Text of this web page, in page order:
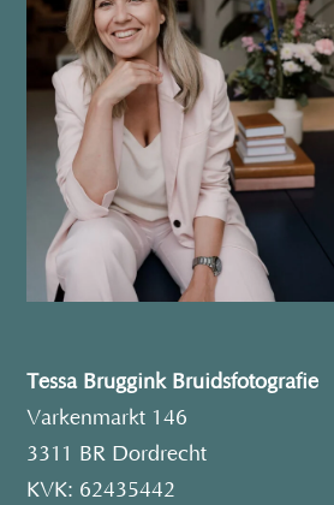
Tessa Bruggink Bruidsfotografie
Varkenmarkt 146
3311 BR Dordrecht
KVK: 62435442